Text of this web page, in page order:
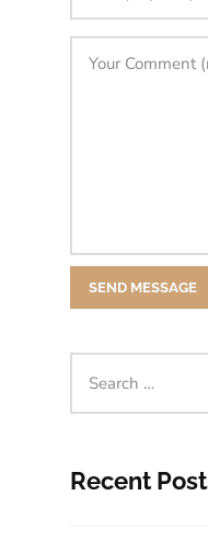
Recent